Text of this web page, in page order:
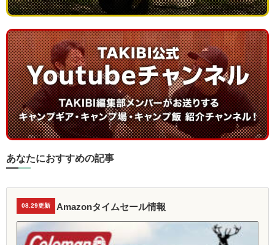
あなたにおすすめの記事
08.29更新 Amazonタイムセール情報